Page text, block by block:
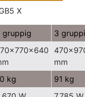
X
gruppig
3
mm
kg
91 kg